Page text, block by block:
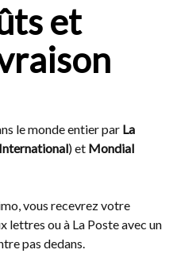
et
le monde entier par La
) et Mondial
vous recevrez votre
lettres ou à La Poste avec un
pas dedans.